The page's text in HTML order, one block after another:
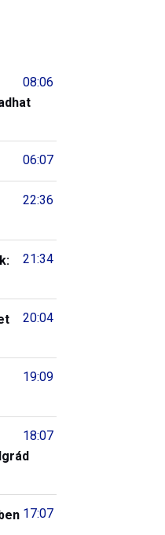
08:06
06:07
22:36
21:34
20:04
19:09
18:07
17:07